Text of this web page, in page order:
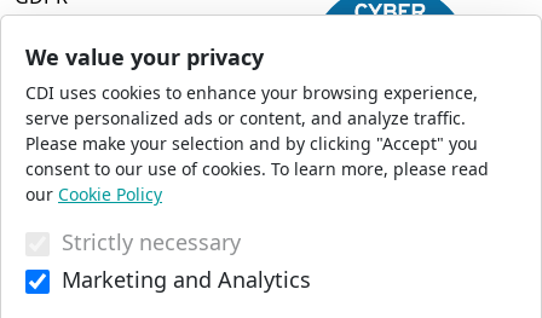
Privacy Policy
Accessibility
Commercial Opportunities
Press Office
Sitemap
© 2026 CDI. All Rights Reserved
We value your privacy
CDI uses cookies to enhance your browsing experience,
serve personalized ads or content, and analyze traffic.
Please make your selection and by clicking "Accept" you
consent to our use of cookies. To learn more, please read
our Cookie Policy
Strictly necessary
Marketing and Analytics